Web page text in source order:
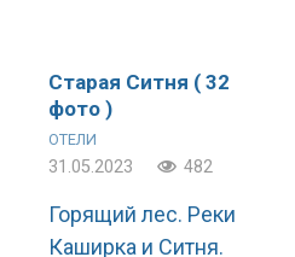
Старая Ситня ( 32
фото )
ОТЕЛИ
31.05.2023 482
Горящий лес. Реки
Каширка и Ситня.